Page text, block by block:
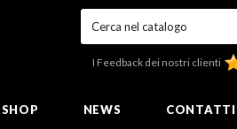
Cerca nel catalogo
I Feedback dei nostri clienti
NEWS CONTATTI